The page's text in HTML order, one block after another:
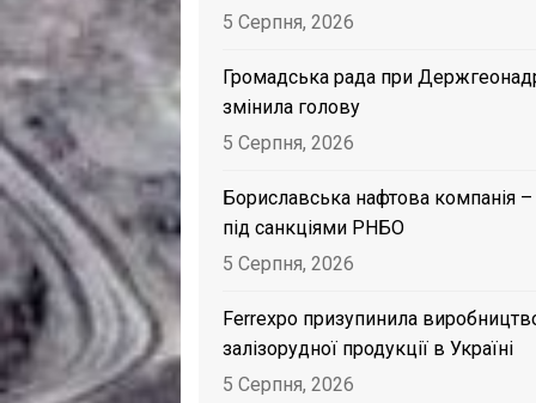
5 Серпня, 2026
Громадська рада при
змінила голову
5 Серпня, 2026
Бориславська нафтова компанія –
під санкціями РНБО
5 Серпня, 2026
Ferrexpo призупинила
залізорудної продукції в Україні
5 Серпня, 2026